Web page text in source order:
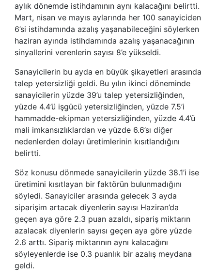
aylık dönemde istihdamının aynı kalacağını belirtti.
Mart, nisan ve mayıs aylarında her 100 sanayiciden
6’si istihdamında azalış yaşanabileceğini söylerken
haziran ayında istihdamında azalış yaşanacağının
sinyallerini verenlerin sayısı 8’e yükseldi.
Sanayicilerin bu ayda en büyük şikayetleri arasında
talep yetersizliği geldi. Bu yılın ikinci döneminde
sanayicilerin yüzde 39’u talep yetersizliğinden,
yüzde 4.4’ü işgücü yetersizliğinden, yüzde 7.5’i
hammadde-ekipman yetersizliğinden, yüzde 4.4’ü
mali imkansızlıklardan ve yüzde 6.6’sı diğer
nedenlerden dolayı üretimlerinin kısıtlandığını
belirtti.
Söz konusu dönmede sanayicilerin yüzde 38.1’i ise
üretimini kısıtlayan bir faktörün bulunmadığını
söyledi. Sanayiciler arasında gelecek 3 ayda
siparişim artacak diyenlerin sayısı Haziran’da
geçen aya göre 2.3 puan azaldı, sipariş miktarın
azalacak diyenlerin sayısı geçen aya göre yüzde
2.6 arttı. Sipariş miktarının aynı kalacağını
söyleyenlerde ise 0.3 puanlık bir azalış meydana
geldi.